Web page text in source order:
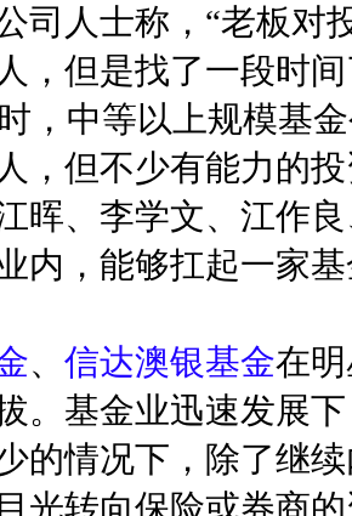
司人士称，“老板对
，但是找了一段时
，中等以上规模基
，但不少有能力的
晖、李学文、江作
内，能够扛起一家
、 信达澳银基金在
。基金业迅速发展
的情况下，除了继
光转向保险或券商